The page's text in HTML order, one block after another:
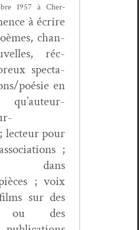
1957 à Cher­
à écrire
chan­
réc­
spec­ta­
poésie en
lecteur pour
;
dans
; voix
sur des
ou des